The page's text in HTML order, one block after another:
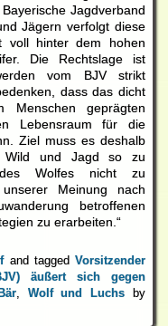
Jagdverband
Jägern verfolgt diese
voll hinter dem hohen
Die Rechtslage ist
vom BJV strikt
dass das dicht
Menschen geprägten
Lebensraum für die
Ziel muss es deshalb
Wild und Jagd so zu
Wolfes nicht zu
Meinung nach
betroffenen
zu erarbeiten.“
and tagged Vorsitzender
äußert sich gegen
, Wolf und Luchs by